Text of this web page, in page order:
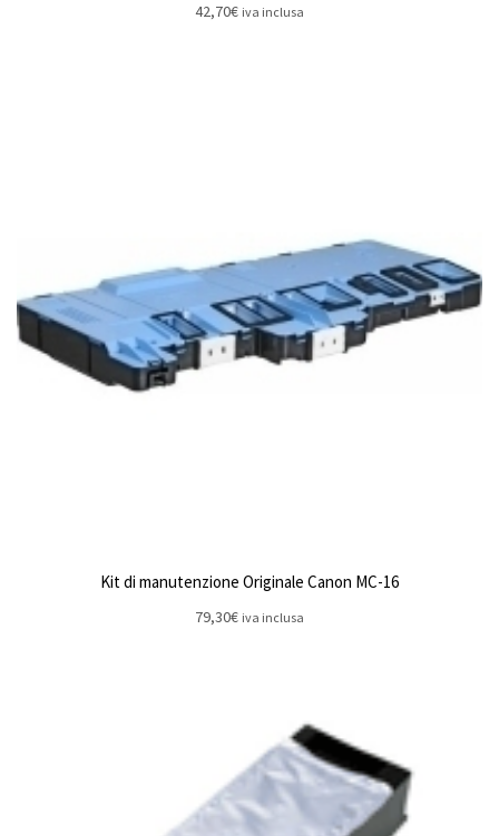
42,70€ iva inclusa
Kit di manutenzione Originale Canon MC-16
79,30€ iva inclusa